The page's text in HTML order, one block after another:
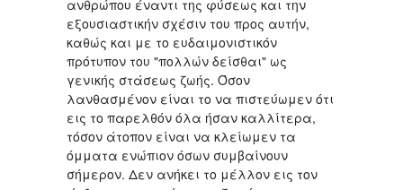
ανθρώπου έναντι της φύσεως και την
εξουσιαστικήν σχέσιν του προς αυτήν,
καθώς και με το ευδαιμονιστικόν
πρότυπον του "πολλών δείσθαι" ως
γενικής στάσεως ζωής. Όσον
λανθασμένον είναι το να πιστεύωμεν ότι
εις το παρελθόν όλα ήσαν καλλίτερα,
τόσον άτοπον είναι να κλείωμεν τα
όμματα ενώπιον όσων συμβαίνουν
σήμερον. Δεν ανήκει το μέλλον εις τον